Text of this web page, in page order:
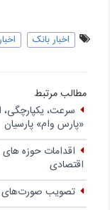
اخبار بانک
مطالب مرتبط
سرعت، یکپارچگی،
«پارس وام» پارسیان
اقدامات حوزه های
اقتصادی
تصویب صورت‌های مالی 1403 بانک پارسیان با